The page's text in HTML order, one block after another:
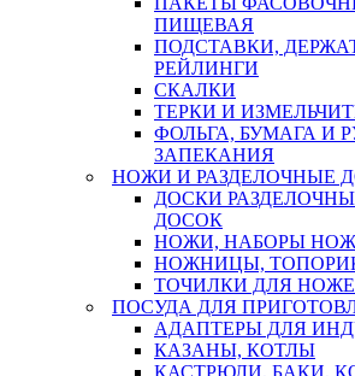
ПИЩЕВАЯ
ПОДСТАВКИ,
РЕЙЛИНГИ
СКАЛКИ
ТЕРКИ И
ФОЛЬГА, БУМАГА И
ЗАПЕКАНИЯ
НОЖИ И РАЗДЕЛОЧНЫЕ
ДОСКИ
ДОСОК
НОЖИ, НАБОРЫ
НОЖНИЦЫ,
ТОЧИЛКИ ДЛЯ
ПОСУДА ДЛЯ
АДАПТЕРЫ ДЛЯ
КАЗАНЫ, КОТЛЫ
КАСТРЮЛИ, БАКИ,